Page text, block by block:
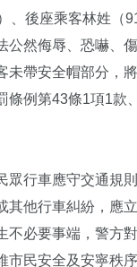
、後座乘客林姓（
公然侮辱、恐嚇、
未帶安全帽部分，
條例第43條1項1款
眾行車應守交通規
其他行車糾紛，應
不必要事端，警方
市民安全及安寧秩序